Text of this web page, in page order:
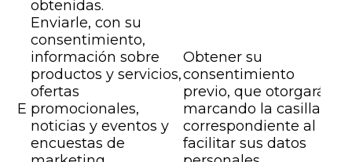
obtenidas.
E
Enviarle, con su
consentimiento,
información sobre
productos y servicios,
ofertas
promocionales,
noticias y eventos y
encuestas de
Obtener su
consentimiento
previo, que otorgará
marcando la casilla
correspondiente al
facilitar sus datos